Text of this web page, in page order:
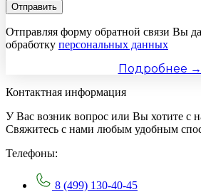
Отправить
Отправляя форму обратной связи Вы
обработку персональных данных
Подробнее →
Контактная информация
У Вас возник вопрос или Вы хотите с
Свяжитесь с нами любым удобным
Телефоны:
8 (499) 130-40-45